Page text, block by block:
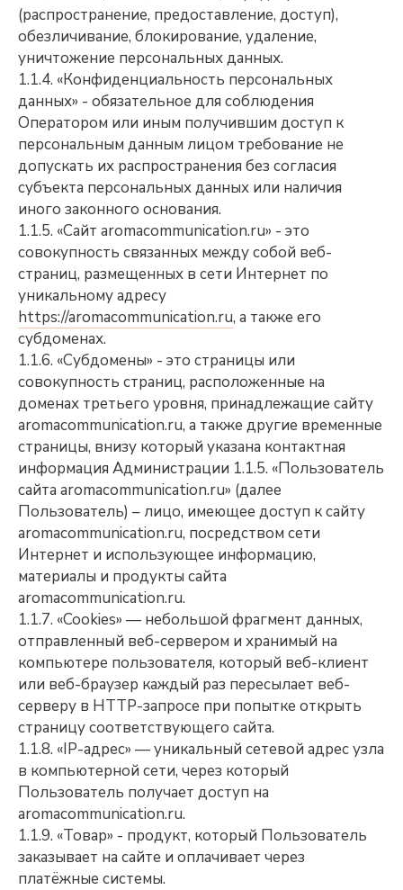
(распространение, предоставление, доступ),
обезличивание, блокирование, удаление,
уничтожение персональных данных.
1.1.4. «Конфиденциальность персональных
данных» - обязательное для соблюдения
Оператором или иным получившим доступ к
персональным данным лицом требование не
допускать их распространения без согласия
субъекта персональных данных или наличия
иного законного основания.
1.1.5. «Сайт aromacommunication.ru» - это
совокупность связанных между собой веб-
страниц, размещенных в сети Интернет по
уникальному адресу
https://aromacommunication.ru, а также его
субдоменах.
1.1.6. «Субдомены» - это страницы или
совокупность страниц, расположенные на
доменах третьего уровня, принадлежащие сайту
aromacommunication.ru, а также другие временные
страницы, внизу который указана контактная
информация Администрации 1.1.5. «Пользователь
сайта aromacommunication.ru» (далее
Пользователь) – лицо, имеющее доступ к сайту
aromacommunication.ru, посредством сети
Интернет и использующее информацию,
материалы и продукты сайта
aromacommunication.ru.
1.1.7. «Cookies» — небольшой фрагмент данных,
отправленный веб-сервером и хранимый на
компьютере пользователя, который веб-клиент
или веб-браузер каждый раз пересылает веб-
серверу в HTTP-запросе при попытке открыть
страницу соответствующего сайта.
1.1.8. «IP-адрес» — уникальный сетевой адрес узла
в компьютерной сети, через который
Пользователь получает доступ на
aromacommunication.ru.
1.1.9. «Товар» - продукт, который Пользователь
заказывает на сайте и оплачивает через
платёжные системы.